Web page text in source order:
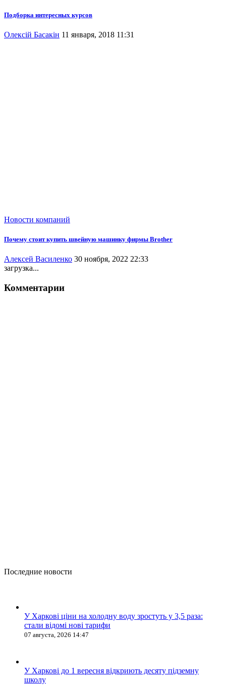
Подборка интересных курсов
Олексій Басакін 11 января, 2018 11:31
Новости компаний
Почему стоит купить швейную машинку фирмы Brother
Алексей Василенко 30 ноября, 2022 22:33
загрузка...
Комментарии
Последние новости
У Харкові ціни на холодну воду зростуть у 3,5 раза:
стали відомі нові тарифи
07 августа, 2026 14:47
У Харкові до 1 вересня відкриють десяту підземну
школу